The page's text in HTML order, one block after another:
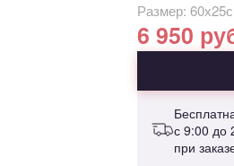
Размер:
6 950
с 9:00 до
при